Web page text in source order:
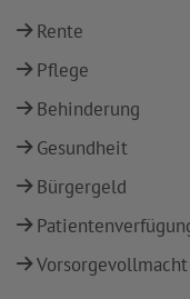
Rente
Pflege
Behinderung
Gesundheit
Bürgergeld
Vorsorgevollmacht